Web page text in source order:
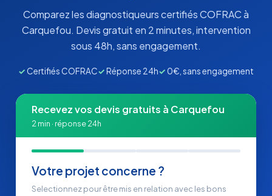
Comparez les diagnostiqueurs certifiés COFRAC à
Carquefou. Devis gratuit en 2 minutes, intervention
sous 48h, sans engagement.
✓ Certifiés COFRAC✓Réponse 24h✓ 0€, sans engagement
Recevez vos devis gratuits à Carquefou
2 min · réponse 24h
Votre projet concerne ?
Selectionnez pour être mis en relation avec les bons